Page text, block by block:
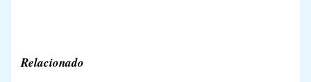
Relacionado